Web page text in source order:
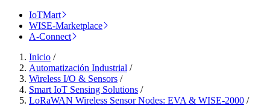
IoTMart
WISE-Marketplace
A-Connect
Inicio /
Automatización Industrial /
Wireless I/O & Sensors /
Smart IoT Sensing Solutions /
LoRaWAN Wireless Sensor Nodes: EVA & WISE-2000 /